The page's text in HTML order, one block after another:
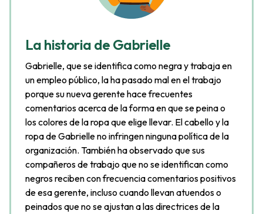
La historia de Gabrielle
Gabrielle, que se identifica como negra y trabaja en
un empleo público, la ha pasado mal en el trabajo
porque su nueva gerente hace frecuentes
comentarios acerca de la forma en que se peina o
los colores de la ropa que elige llevar. El cabello y la
ropa de Gabrielle no infringen ninguna política de la
organización. También ha observado que sus
compañeros de trabajo que no se identifican como
negros reciben con frecuencia comentarios positivos
de esa gerente, incluso cuando llevan atuendos o
peinados que no se ajustan a las directrices de la